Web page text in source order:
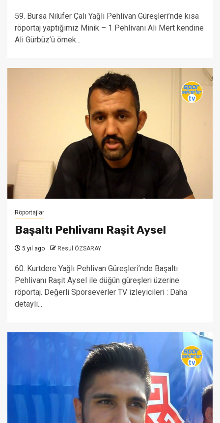
59. Bursa Nilüfer Çalı Yağlı Pehlivan Güreşleri’nde kısa
röportaj yaptığımız Minik – 1 Pehlivanı Ali Mert kendine
Ali Gürbüz’ü örnek...
Röportajlar
Başaltı Pehlivanı Raşit Aysel
5 yıl ago Resul ÖZSARAY
60. Kurtdere Yağlı Pehlivan Güreşleri’nde Başaltı
Pehlivanı Raşit Aysel ile düğün güreşleri üzerine
röportaj. Değerli Sporseverler TV izleyicileri : Daha
detaylı...